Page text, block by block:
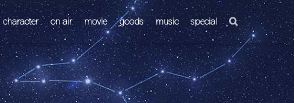
character on air movie goods music special